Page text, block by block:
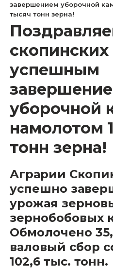
завершением уборочной
тысяч тонн зерна!
скопинских
успешным
уборочной
намолотом
тонн зерна!
Аграрии
успешно
урожая
зернобобовых
Обмолочено
валовый сбор
102,6 тыс. тонн.